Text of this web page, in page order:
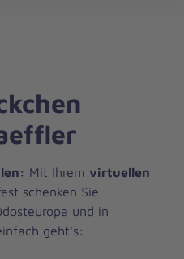
Mit Ihrem virtuellen
schenken Sie
und in
geht's: